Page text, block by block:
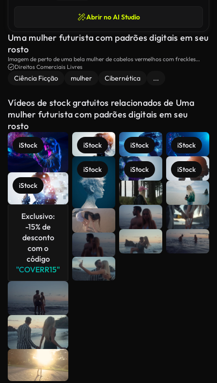
Abrir no AI Studio
Uma mulher futurista com padrões digitais em seu
rosto
Imagem de perto de uma bela mulher de cabelos vermelhos com freckles
olhando para a câmera, seu rosto revestido de padrões digitais vibrantes e
fluxos de dados, evocando uma atmosfera de ficção científica.
Direitos Comerciais Livres
Ciência Ficção mulher Cibernética ...
Vídeos de stock gratuitos relacionados de Uma
mulher futurista com padrões digitais em seu
rosto
iStock
iStock
Exclusivo:
-15% de
desconto
com o
código
"COVERR15"
iStock
iStock
iStock
iStock
iStock
iStock
Veja mais